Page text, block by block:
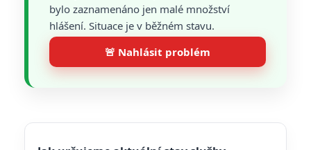
bylo zaznamenáno jen malé množství
hlášení. Situace je v běžném stavu.
🚨 Nahlásit problém